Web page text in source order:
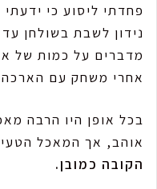
פחדתי ליסוע כי
נידון לשבת בשולחן
מדברים על כמות של
אחרי משחק עם
בכל אופן היו הרבה
אוהב, אך המאכל
הקובה כמובן.